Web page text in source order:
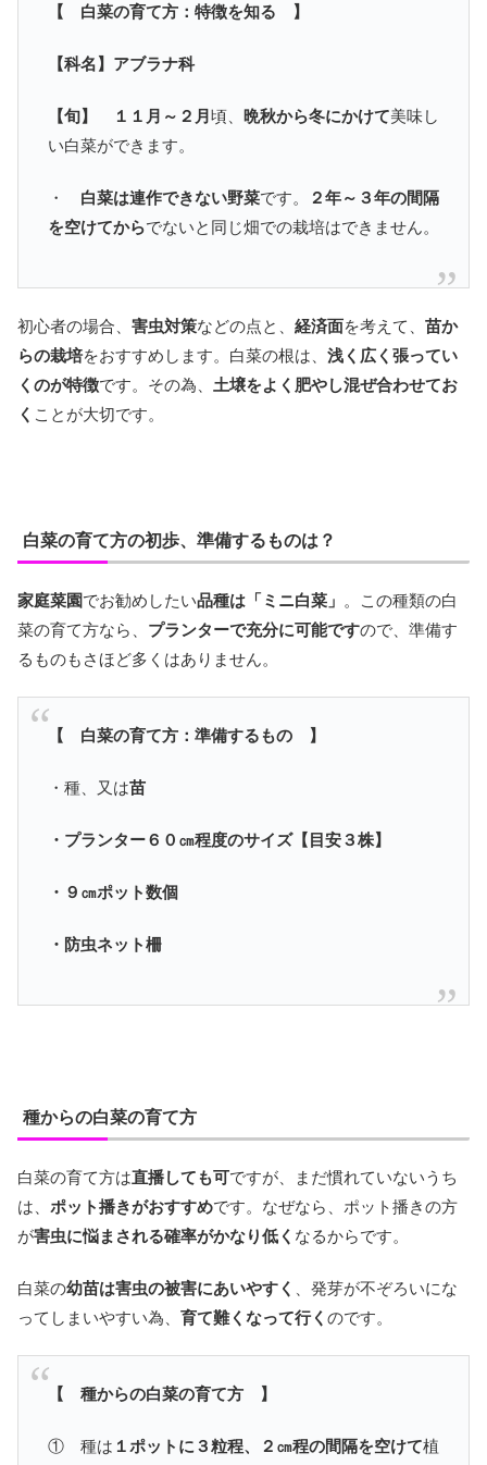
【 白菜の育て方：特徴を知る 】
【科名】アブラナ科
【旬】 １１月～２月 頃、 晩秋から冬にかけて美味し
い白菜ができます。
・ 白菜は連作できない野菜です。
２年～３年の間隔
を空けてからでないと同じ畑での栽培はできません。
初心者の場合、 害虫対策などの点と、 経済面を考えて、 苗か
らの栽培をおすすめします。白菜の根は、 浅く広く張ってい
くのが特徴です。その為、 土壌をよく肥やし混ぜ合わせてお
く ことが大切です。
白菜の育て方の初歩、準備するものは？
家庭菜園でお勧めしたい品種は「ミニ白菜」 。この種類の白
菜の育て方なら、 プランターで充分に可能ですので、準備す
るものもさほど多くはありません。
【 白菜の育て方：準備するもの 】
・種、又は苗
・プランター６０㎝程度のサイズ【目安３株】
・９㎝ポット数個
・防虫ネット柵
種からの白菜の育て方
白菜の育て方は直播しても可ですが、まだ慣れていないうち
は、 ポット播きがおすすめです。なぜなら、ポット播きの方
が害虫に悩まされる確率がかなり低く なるからです。
白菜の幼苗は害虫の被害にあいやすく
、発芽が不ぞろいにな
ってしまいやすい為、 育て難くなって行く のです。
【 種からの白菜の育て方 】
① 種は １ポットに３粒程、２㎝程の間隔を空けて植